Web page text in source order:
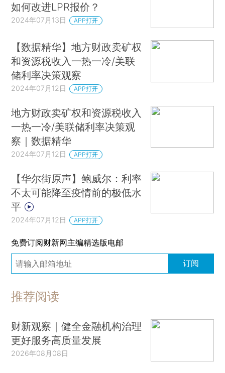
如何改进LPR报价？
2024年07月13日 APP打开
【数据精华】地方财政卖矿权
和资源税收入一热一冷/美联
储利率决策观察
2024年07月12日 APP打开
地方财政卖矿权和资源税收入
一热一冷/美联储利率决策观
察｜数据精华
2024年07月12日 APP打开
【华尔街原声】鲍威尔：利率
不太可能降至疫情前的极低水
平
2024年07月12日 APP打开
免费订阅财新网主编精选版电邮
订阅
推荐阅读
财新观察｜健全金融机构治理
更好服务高质量发展
2026年08月08日